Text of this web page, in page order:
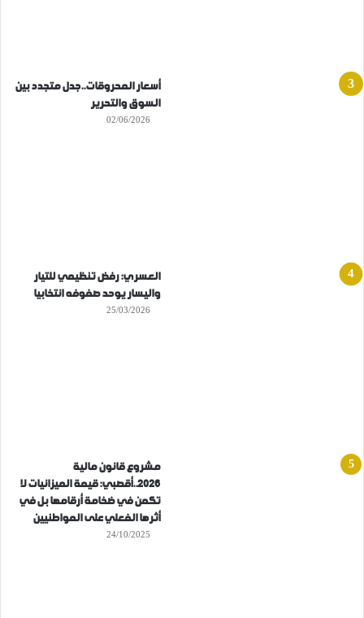
أسعار المحروقات..جدل متجدد بين
السوق والتحرير
02/06/2026
العسري: رفض تنظيمي للتيار
واليسار يوحد صفوفه انتخابيا
25/03/2026
مشروع قانون مالية
2026..أقصبي: قيمة الميزانيات لا
تكمن في ضخامة أرقامها بل في
أثرها الفعلي على المواطنيين
24/10/2025